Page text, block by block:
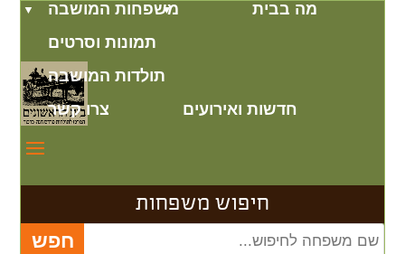
מה בבית
משפחות המושבה
תמונות וסרטים
תולדות המושבה
חדשות ואירועים
צרו קשר
חיפוש משפחות